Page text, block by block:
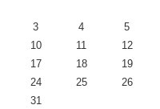
3
4 5
10
11 12
17
18 19
24
25 26
31